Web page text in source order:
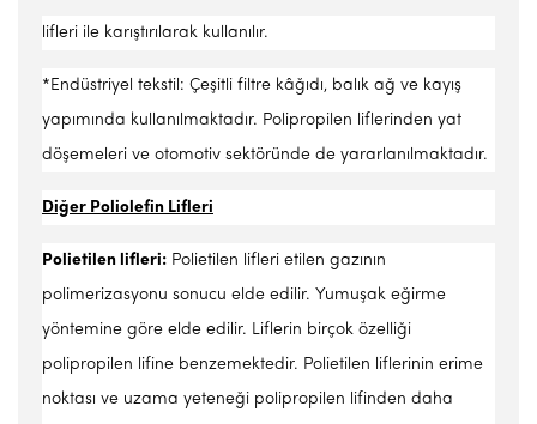
lifleri ile karıştırılarak kullanılır.
*Endüstriyel tekstil: Çeşitli filtre kâğıdı, balık ağ ve kayış
yapımında kullanılmaktadır. Polipropilen liflerinden yat
döşemeleri ve otomotiv sektöründe de yararlanılmaktadır.
Diğer Poliolefin Lifleri
Polietilen lifleri: Polietilen lifleri etilen gazının
polimerizasyonu sonucu elde edilir. Yumuşak eğirme
yöntemine göre elde edilir. Liflerin birçok özelliği
polipropilen lifine benzemektedir. Polietilen liflerinin erime
noktası ve uzama yeteneği polipropilen lifinden daha